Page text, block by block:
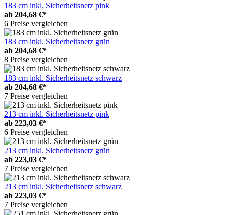
183 cm inkl. Sicherheitsnetz pink
ab 204,68 €*
6 Preise vergleichen
183 cm inkl. Sicherheitsnetz grün
ab 204,68 €*
8 Preise vergleichen
183 cm inkl. Sicherheitsnetz schwarz
ab 204,68 €*
7 Preise vergleichen
213 cm inkl. Sicherheitsnetz pink
ab 223,03 €*
6 Preise vergleichen
213 cm inkl. Sicherheitsnetz grün
ab 223,03 €*
7 Preise vergleichen
213 cm inkl. Sicherheitsnetz schwarz
ab 223,03 €*
7 Preise vergleichen